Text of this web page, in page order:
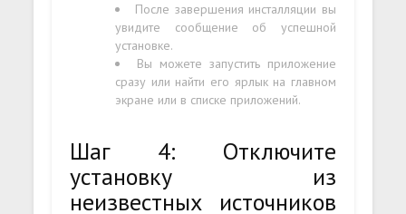
После завершения инсталляции вы
увидите сообщение об успешной
установке.
Вы можете запустить приложение
сразу или найти его ярлык на главном
экране или в списке приложений.
Шаг 4: Отключите
установку из
неизвестных источников